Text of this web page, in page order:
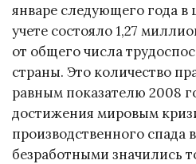
январе следующего года в
учете состояло 1,27
от общего числа
страны. Это количество
равным показателю 2008
достижения мировым
производственного спада
безработными значились